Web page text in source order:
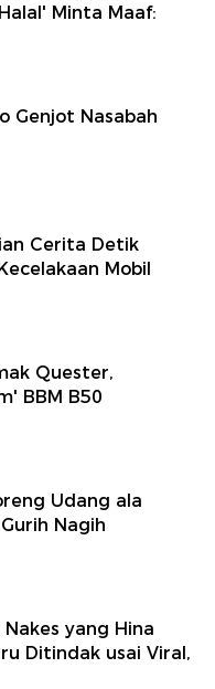
Minta Maaf:
Genjot Nasabah
Cerita Detik
Mobil
Quester,
BBM B50
Udang ala
Nagih
yang Hina
Ditindak usai Viral,